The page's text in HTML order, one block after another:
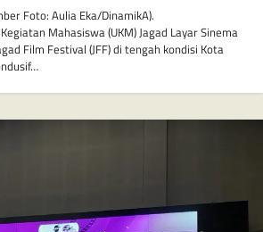
Foto: Aulia Eka/DinamikA).
Mahasiswa (UKM) Jagad Layar Sinema
Film Festival (JFF) di tengah kondisi Kota